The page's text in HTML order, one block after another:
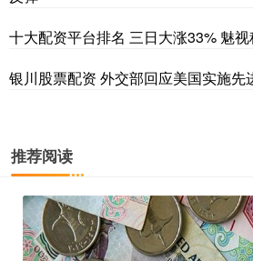
十大配资平台排名 三日大涨33% 魅
银川股票配资 外交部回应美国实施先
推荐阅读